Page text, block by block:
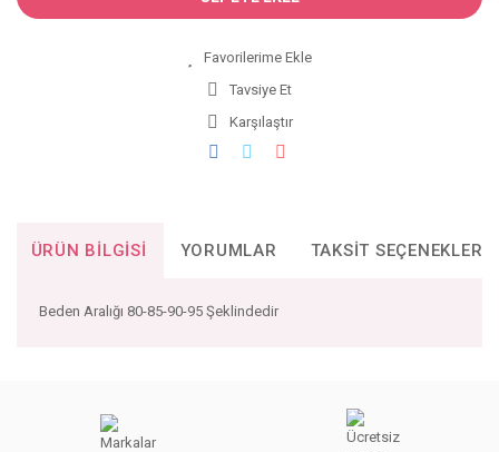
Tavsiye Et
Karşılaştır
ÜRÜN BILGISI YORUMLAR TAKSIT SEÇENEKLERI
Beden Aralığı 80-85-90-95 Şeklindedir
kullanarak tarafımıza iletebilirsiniz.
Görüş ve önerileriniz için teşekkür ederiz.